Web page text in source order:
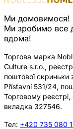
Ми домовимося!
Ми зробимо все
вдома!
Торгова марка
Culture s.r.o.,
поштової
Přístavní 531/24,
Торговому
вкладка 327546.
Тел: +420 735 080